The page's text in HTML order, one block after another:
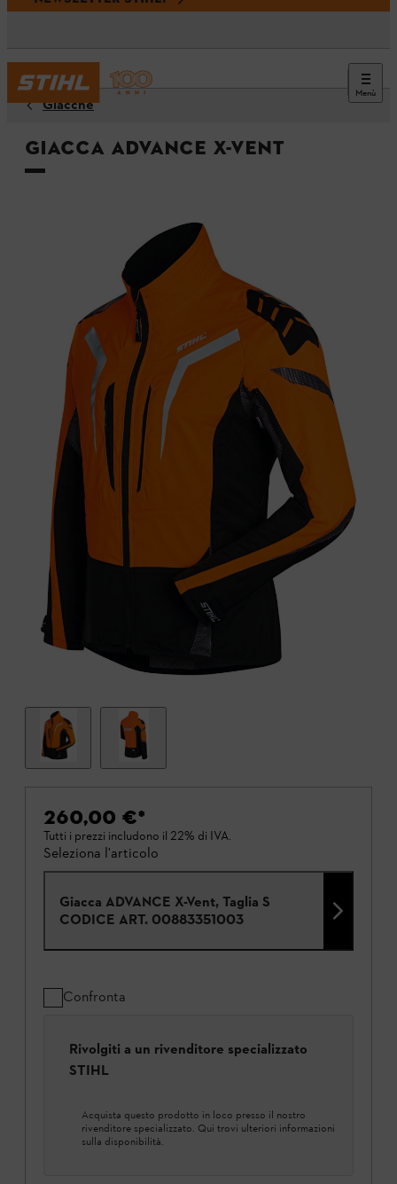
Menù
Giacche
Giacca ADVANCE X-VENT
260,00 €*
Tutti i prezzi includono il 22% di IVA.
Seleziona l'articolo
Giacca ADVANCE X-Vent, Taglia S
CODICE ART. 00883351003
Confronta
Rivolgiti a un rivenditore specializzato
STIHL
Acquista questo prodotto in loco presso il nostro
rivenditore specializzato. Qui trovi ulteriori informazioni
sulla disponibilità.